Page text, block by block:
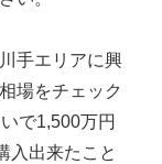
手エリアに興
場をチェック
で1,500万円
入出来たこと